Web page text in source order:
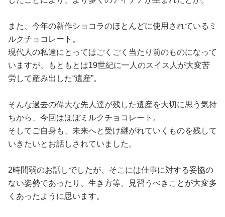
また、今年の新作ショコラのほとんどに使用されているミ
ルクチョコレート。
現代人の私達にとってはごくごく当たり前のものになって
いますが、もともとは19世紀に一人のスイス人が大変苦
労して産み出した“遺産”。
そんな過去の偉大な先人達が残した遺産を大切に思う気持
ちから、今回はほぼミルクチョコレート。
そしてご自身も、未来へと受け継がれていくものを残して
いきたいとお話しされていました。
2時間弱のお話しでしたが、そこには仕事に対する妥協の
ない姿勢であったり、生き方等、見習うべきことが大変多
くあったように思います。